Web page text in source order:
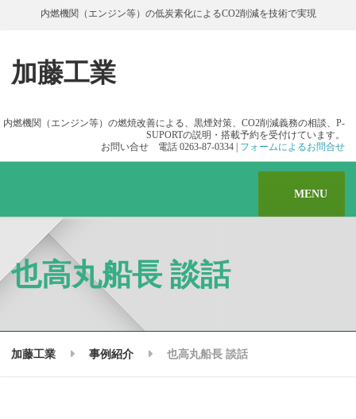
内燃機関（エンジン等）の低炭素化によるCO2削減を技術で実現
加藤工業
内燃機関（エンジン等）の燃焼改善による、黒煙対策、CO2削減義務の相談、P-
SUPORTの説明・搭載予約を受付けています。
お問い合せ 電話 0263-87-0334 | フォームによるお問合せ
MENU
也高丸船長 談話
加藤工業 事例紹介 也高丸船長 談話